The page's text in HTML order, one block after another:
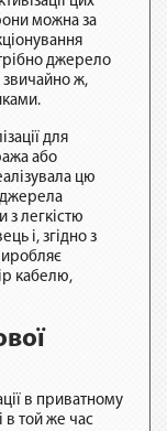
можна за
джерело
звичайно ж,
для
або
цю
джерела
з легкістю
і, згідно з
кабелю,
в приватному
в той же час